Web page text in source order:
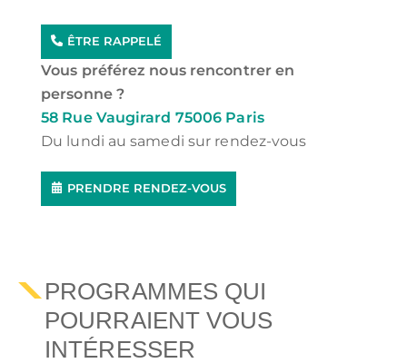
ÊTRE RAPPELÉ
Vous préférez nous rencontrer en
personne ?
58 Rue Vaugirard 75006 Paris
Du lundi au samedi sur rendez-vous
PRENDRE RENDEZ-VOUS
PROGRAMMES QUI
POURRAIENT VOUS
INTÉRESSER